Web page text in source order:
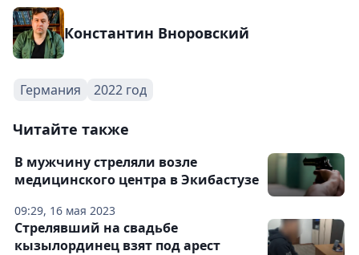
Константин Вноровский
Германия 2022 год
Читайте также
09:29, 16 мая 2023
В мужчину стреляли возле
медицинского центра в Экибастузе
Стрелявший на свадьбе
кызылординец взят под арест